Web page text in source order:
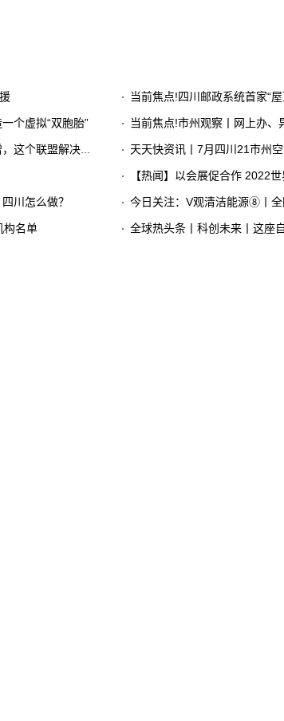
当前焦点!​四川邮政系统首家“屋顶光
个虚拟“双胞胎” 当前焦点!市州观察丨网上办、异地代收代办、部
盟解决了大问题 天天快资讯丨7月四川21市州空气质
【热闻】以会展促合作 2022
川怎么做？ 今日关注：V观清洁能源⑧丨全国首个！在
构名单 全球热头条丨科创未来丨这座自